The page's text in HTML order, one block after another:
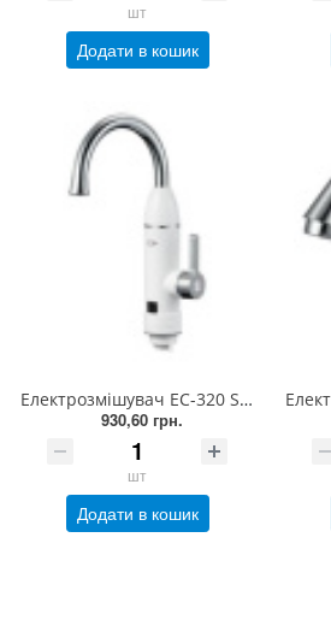
шт
Додати в кошик
Електрозмішувач EC-320 SOLONE 3 кВт на мийку, LED-екран (1/10)
930,60 грн.
шт
Додати в кошик